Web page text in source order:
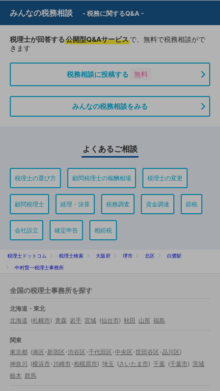
みんなの税務相談 - 税務に関するQ&A -
税理士が回答する公開型Q&Aサービスで、無料で税務相談がで
きます
税務相談に投稿する 無料
みんなの税務相談をみる
よくあるご相談
税理士の選び方 顧問税理士の報酬相場 税理士の変更
顧問税理士 経理・決算 税務調査 資金調達 節税
会社設立 確定申告 相続税
税理士ドットコム 税理士検索 大阪府 堺市 北区
白鷺駅
中村賢一税理士事務所
全国の税理士事務所を探す
北海道・東北
北海道 (札幌市) 青森 岩手 宮城 (仙台市) 秋田 山形 福島
関東
東京都 (港区・新宿区・渋谷区・千代田区・中央区・世田谷区・品川区)
神奈川
(横浜市・川崎市・相模原市) 埼玉 (さいたま市) 千葉 (千葉市) 茨城
栃木 群馬